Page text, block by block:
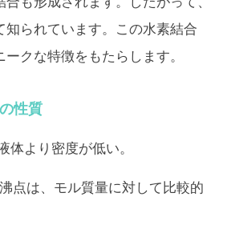
知られています。この水素結合
クな特徴をもたらします。
性質
体より密度が低い。
点は、モル質量に対して比較的